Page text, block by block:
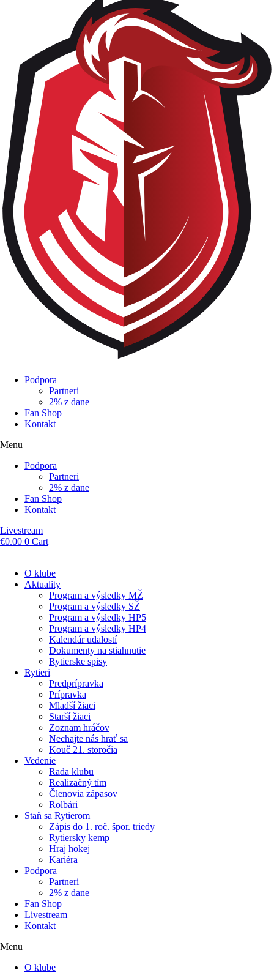
Podpora
Partneri
2% z dane
Fan Shop
Kontakt
Menu
Podpora
Partneri
2% z dane
Fan Shop
Kontakt
Livestream
€0.00 0 Cart
O klube
Aktuality
Program a výsledky MŽ
Program a výsledky SŽ
Program a výsledky HP5
Program a výsledky HP4
Kalendár udalostí
Dokumenty na stiahnutie
Rytierske spisy
Rytieri
Predprípravka
Prípravka
Mladší žiaci
Starší žiaci
Zoznam hráčov
Nechajte nás hrať sa
Kouč 21. storočia
Vedenie
Rada klubu
Realizačný tím
Členovia zápasov
Rolbári
Staň sa Rytierom
Zápis do 1. roč. špor. triedy
Rytiersky kemp
Hraj hokej
Kariéra
Podpora
Partneri
2% z dane
Fan Shop
Livestream
Kontakt
Menu
O klube